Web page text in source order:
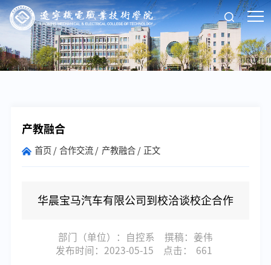
产教融合
首页 合作交流 产教融合 正文
华晨宝马汽车有限公司到校洽谈校企合作
部门（单位）：自控系
撰稿：姜伟
发布时间：2023-05-15
点击： 661